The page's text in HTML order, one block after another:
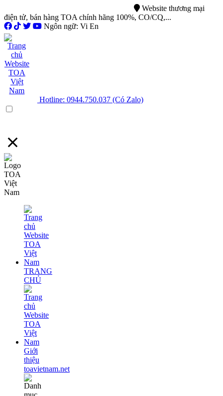
Website thương mại
điện tử, bán hàng TOA chính hãng 100%, CO/CQ,...
Ngôn ngữ: Vi En
Hotline: 0944.750.037 (Có Zalo)
TRANG
CHỦ
Giới
thiệu
toavietnam.net